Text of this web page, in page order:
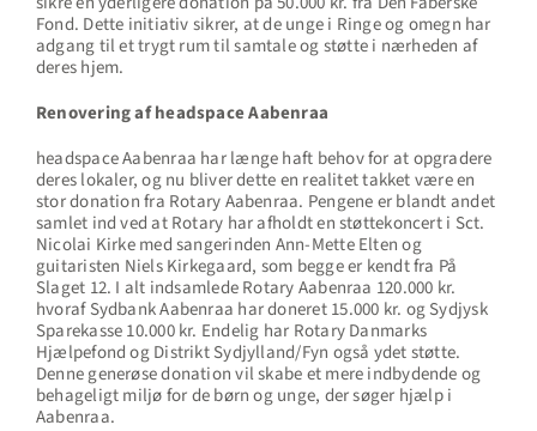
Fond. Dette initiativ sikrer, at de unge i Ringe og omegn har
adgang til et trygt rum til samtale og støtte i nærheden af
deres hjem.
Renovering af headspace Aabenraa
headspace Aabenraa har længe haft behov for at opgradere
deres lokaler, og nu bliver dette en realitet takket være en
stor donation fra Rotary Aabenraa. Pengene er blandt andet
samlet ind ved at Rotary har afholdt en støttekoncert i Sct.
Nicolai Kirke med sangerinden Ann-Mette Elten og
guitaristen Niels Kirkegaard, som begge er kendt fra På
Slaget 12. I alt indsamlede Rotary Aabenraa 120.000 kr.
hvoraf Sydbank Aabenraa har doneret 15.000 kr. og Sydjysk
Sparekasse 10.000 kr. Endelig har Rotary Danmarks
Hjælpefond og Distrikt Sydjylland/Fyn også ydet støtte.
Denne generøse donation vil skabe et mere indbydende og
behageligt miljø for de børn og unge, der søger hjælp i
Aabenraa.